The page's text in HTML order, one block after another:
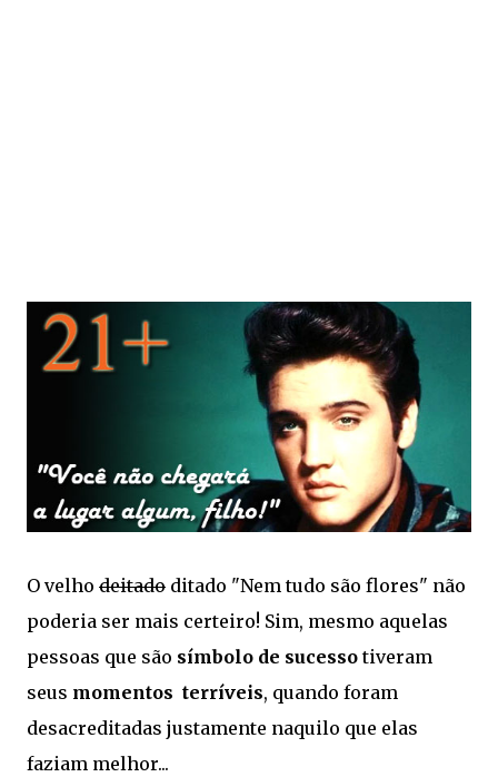
O velho deitado ditado "Nem tudo são flores" não
poderia ser mais certeiro! Sim, mesmo aquelas
pessoas que são símbolo de sucessotiveram
seus momentos terríveis, quando foram
desacreditadas justamente naquilo que elas
faziam melhor...